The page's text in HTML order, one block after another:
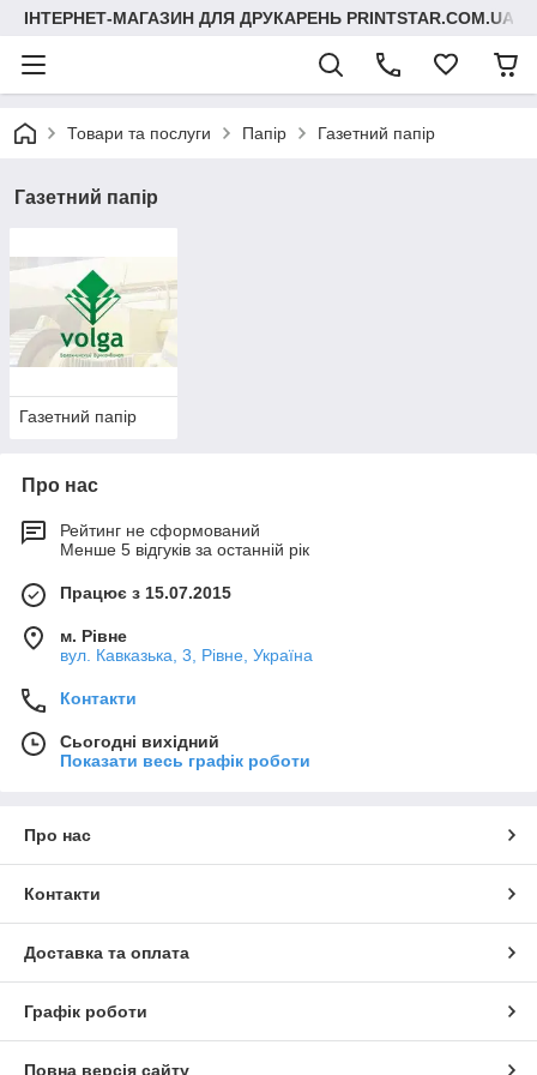
ІНТЕРНЕТ-МАГАЗИН ДЛЯ ДРУКАРЕНЬ PRINTSTAR.COM.UA
Товари та послуги Папір Газетний папір
Газетний папір
Газетний папір
Про нас
Рейтинг не сформований
Менше 5 відгуків за останній рік
Працює з 15.07.2015
м. Рівне
вул. Кавказька, 3, Рівне, Україна
Контакти
Сьогодні вихідний
Показати весь графік роботи
Про нас
Контакти
Доставка та оплата
Графік роботи
Повна версія сайту